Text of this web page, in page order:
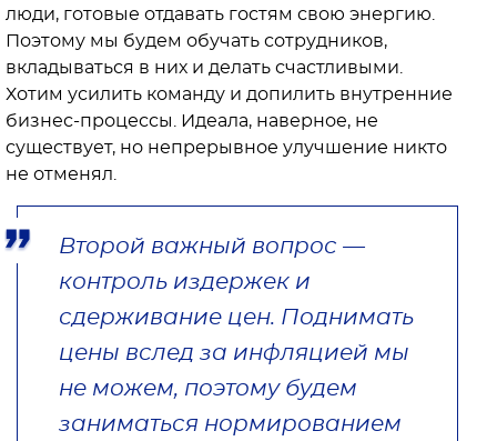
люди, готовые отдавать гостям свою энергию.
Поэтому мы будем обучать сотрудников,
вкладываться в них и делать счастливыми.
Хотим усилить команду и допилить внутренние
бизнес-процессы. Идеала, наверное, не
существует, но непрерывное улучшение никто
не отменял.
Второй важный вопрос —
контроль издержек и
сдерживание цен. Поднимать
цены вслед за инфляцией мы
не можем, поэтому будем
заниматься нормированием